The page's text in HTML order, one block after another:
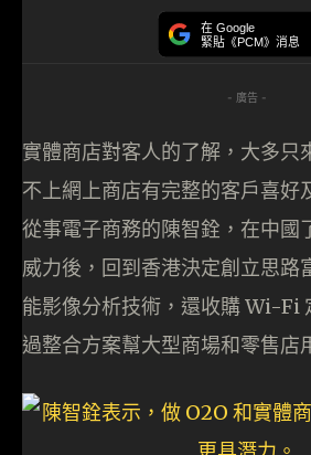
在 Google
緊貼《PCM》消息
- 廣告 -
實體商店對客人的了解，大多只
不上網上商店有完整的客戶喜好
從事電子商務的陳智銓，在中國
威力後，回到香港決定創立思路
能影像分析技術，還收購 Wi-Fi
過整合方案幫大型商場和零售店